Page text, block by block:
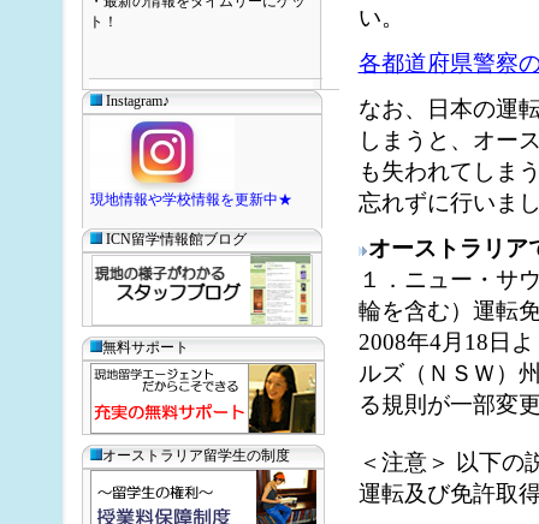
ト！
Instagram♪
現地情報や学校情報を更新中★
ICN留学情報館ブログ
無料サポート
オーストラリア留学生の制度
い。
各都道府県警察
なお、日本の運
しまうと、オー
も失われてしま
忘れずに行いま
オーストラリア
１．ニュー・サ
輪を含む）運転
2008年4月18日
ルズ（ＮＳＷ）
る規則が一部変
＜注意＞ 以下の
運転及び免許取